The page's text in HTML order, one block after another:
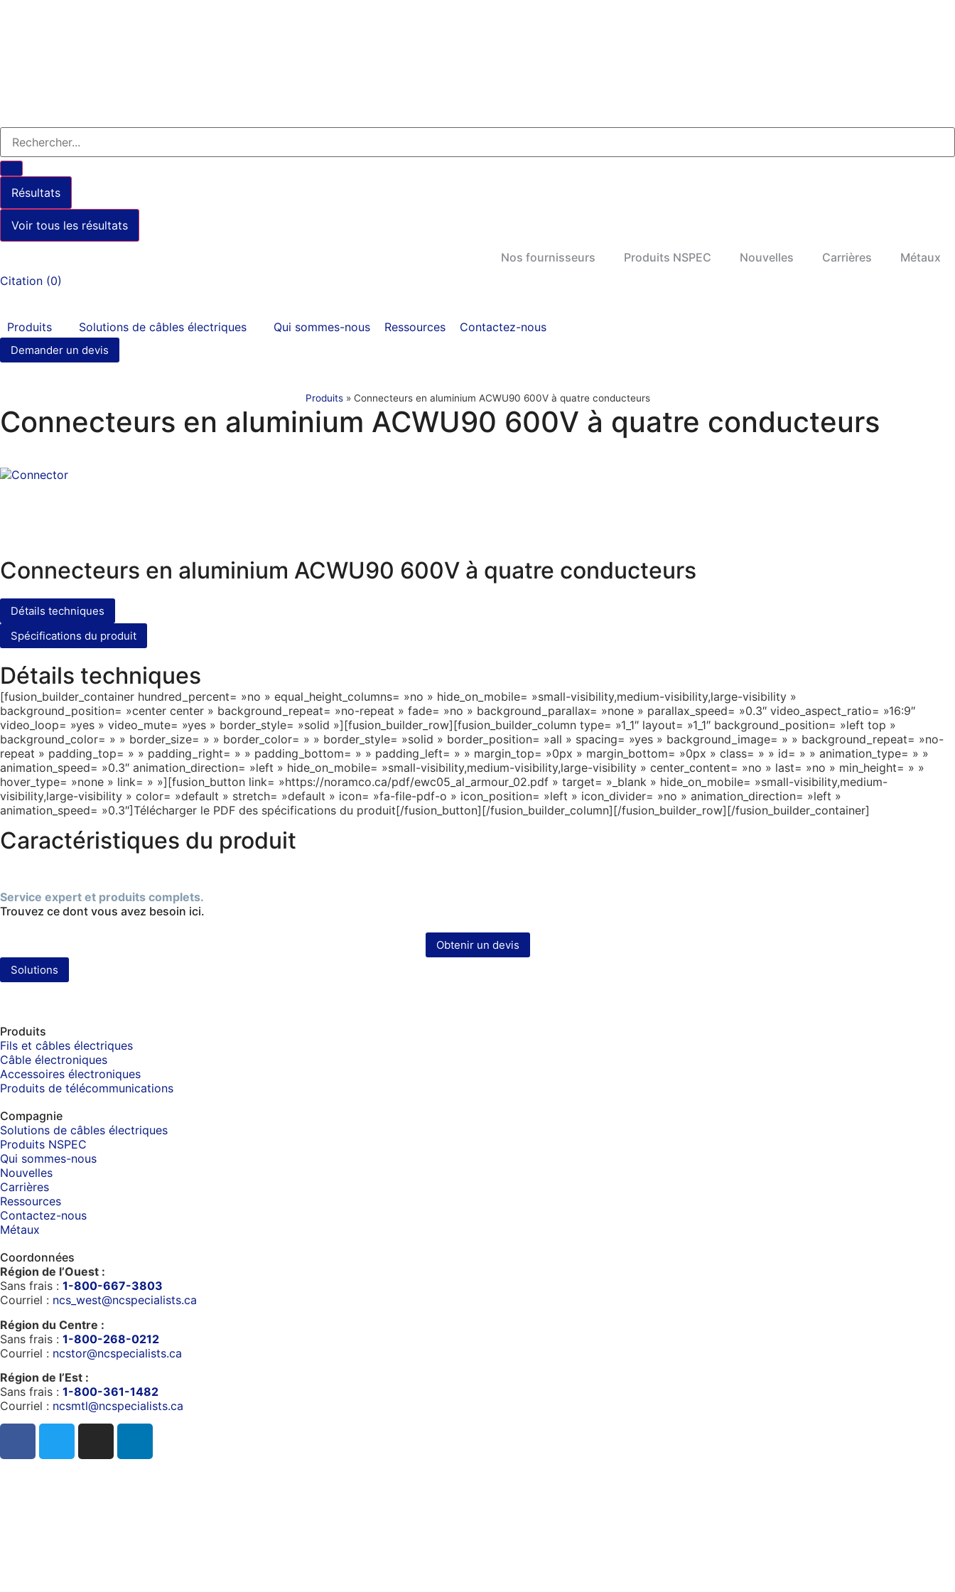
Résultats
Voir tous les résultats
Nos fournisseurs Produits NSPEC Nouvelles Carrières
Métaux
Citation (0)
Produits Solutions de câbles électriques Qui sommes-nous Ressources Contactez-nous
Demander un devis
Produits» Connecteurs en aluminium ACWU90 600V à quatre conducteurs
Connecteurs en aluminium ACWU90 600V à quatre conducteurs
Connecteurs en aluminium ACWU90 600V à quatre conducteurs
Détails techniques
Spécifications du produit
Détails techniques
[fusion_builder_container hundred_percent= »no » equal_height_columns= »no » hide_on_mobile= »small-visibility,medium-visibility,large-visibility »
background_position= »center center » background_repeat= »no-repeat » fade= »no » background_parallax= »none » parallax_speed= »0.3″ video_aspect_ratio= »16:9″
video_loop= »yes » video_mute= »yes » border_style= »solid »][fusion_builder_row][fusion_builder_column type= »1_1″ layout= »1_1″ background_position= »left top »
background_color= » » border_size= » » border_color= » » border_style= »solid » border_position= »all » spacing= »yes » background_image= » » background_repeat= »no-
repeat » padding_top= » » padding_right= » » padding_bottom= » » padding_left= » » margin_top= »0px » margin_bottom= »0px » class= » » id= » » animation_type= » »
animation_speed= »0.3″ animation_direction= »left » hide_on_mobile= »small-visibility,medium-visibility,large-visibility » center_content= »no » last= »no » min_height= » »
hover_type= »none » link= » »][fusion_button link= »https://noramco.ca/pdf/ewc05_al_armour_02.pdf » target= »_blank » hide_on_mobile= »small-visibility,medium-
visibility,large-visibility » color= »default » stretch= »default » icon= »fa-file-pdf-o » icon_position= »left » icon_divider= »no » animation_direction= »left »
animation_speed= »0.3″]Télécharger le PDF des spécifications du produit[/fusion_button][/fusion_builder_column][/fusion_builder_row][/fusion_builder_container]
Caractéristiques du produit
Service expert et produits complets.
Trouvez ce dont vous avez besoin ici.
Obtenir un devis
Solutions
Produits
Fils et câbles électriques
Câble électroniques
Accessoires électroniques
Produits de télécommunications
Compagnie
Solutions de câbles électriques
Produits NSPEC
Qui sommes-nous
Nouvelles
Carrières
Ressources
Contactez-nous
Métaux
Coordonnées
Région de l’Ouest :
Sans frais : 1-800-667-3803
Courriel : ncs_west@ncspecialists.ca
Région du Centre :
Sans frais : 1-800-268-0212
Courriel : ncstor@ncspecialists.ca
Région de l’Est :
Sans frais : 1-800-361-1482
Courriel : ncsmtl@ncspecialists.ca